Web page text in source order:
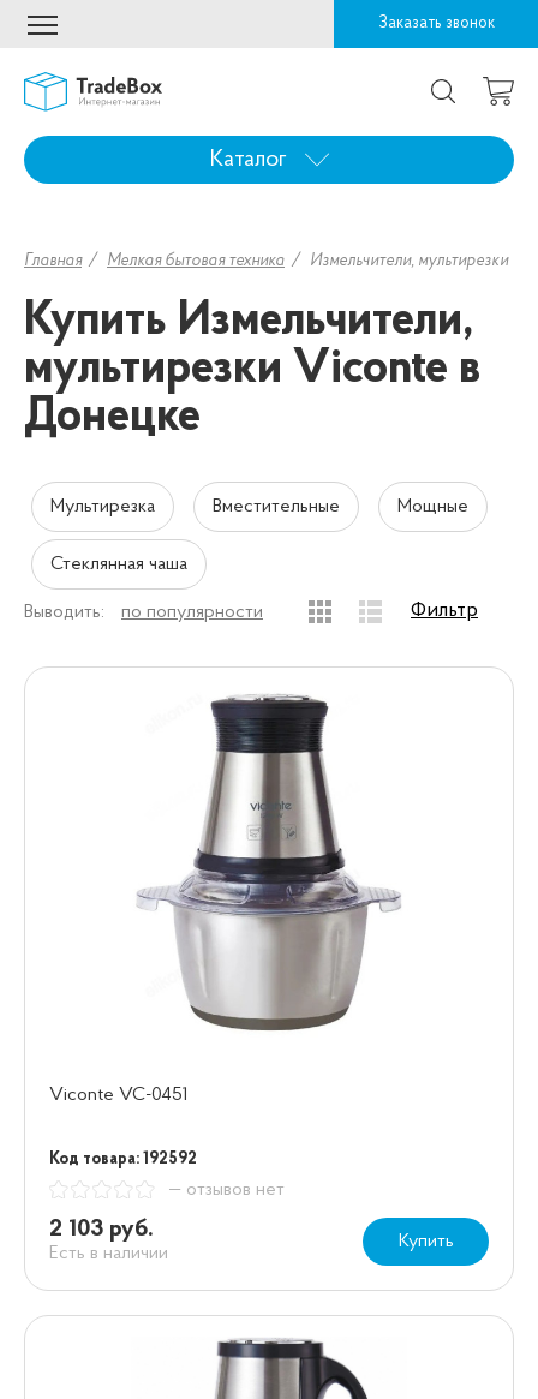
Заказать звонок
Каталог
Главная Мелкая бытовая техника Измельчители, мультирезки
Купить Измельчители,
мультирезки Viconte в
Донецке
Мультирезка Вместительные Мощные
Стеклянная чаша
Выводить: по популярности Фильтр
Viconte VC-0451
Код товара: 192592
— отзывов нет
2 103 руб.
Есть в наличии
Купить